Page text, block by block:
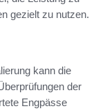
gezielt zu nutzen.
kann die
der
Engpässe